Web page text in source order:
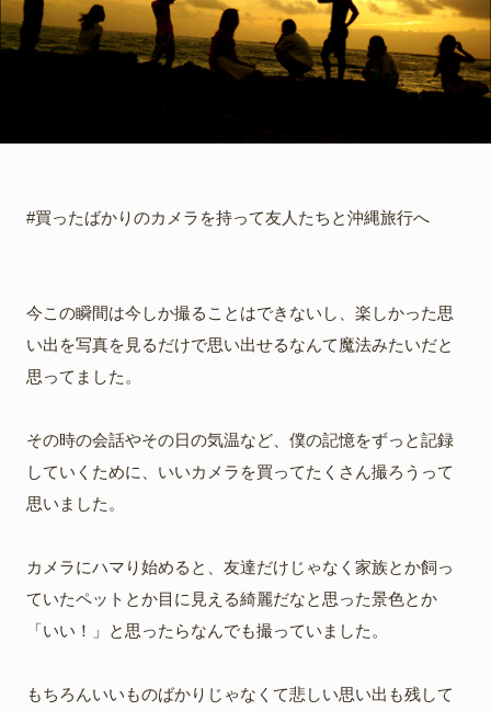
#買ったばかりのカメラを持って友人たちと沖縄旅行へ
今この瞬間は今しか撮ることはできないし、楽しかった思
い出を写真を見るだけで思い出せるなんて魔法みたいだと
思ってました。
その時の会話やその日の気温など、僕の記憶をずっと記録
していくために、いいカメラを買ってたくさん撮ろうって
思いました。
カメラにハマり始めると、友達だけじゃなく家族とか飼っ
ていたペットとか目に見える綺麗だなと思った景色とか
「いい！」と思ったらなんでも撮っていました。
もちろんいいものばかりじゃなくて悲しい思い出も残して